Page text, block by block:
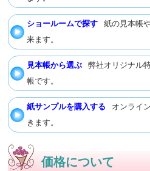
ショールームで探す
紙の見本帳
来ます。
見本帳から選ぶ
弊社オリジナル
帳です。
紙サンプルを購入する
オンライ
きます。
価格について